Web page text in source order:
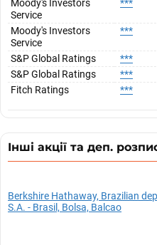
Moody's Investors
Service
***
Moody's Investors
Service
***
S&P Global Ratings
***
S&P Global Ratings
***
Fitch Ratings
***
Інші акції та деп.
Berkshire Hathaway, Brazilian
S.A. - Brasil, Bolsa, Balcao